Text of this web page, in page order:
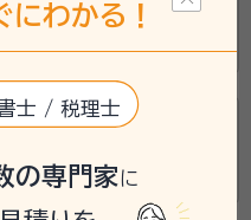
301号
にわかる！
士 / 税理士
の専門家に